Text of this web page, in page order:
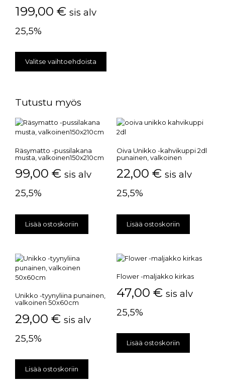
199,00 € sis alv
25,5%
Valitse vaihtoehdoista
Tutustu myös
Räsymatto -pussilakana
musta, valkoinen150x210cm
99,00 € sis alv
25,5%
Lisää ostoskoriin
Oiva Unikko -kahvikuppi 2dl
punainen, valkoinen
22,00 € sis alv
25,5%
Lisää ostoskoriin
Unikko -tyynyliina punainen,
valkoinen 50x60cm
29,00 € sis alv
25,5%
Lisää ostoskoriin
Flower -maljakko kirkas
47,00 € sis alv
25,5%
Lisää ostoskoriin